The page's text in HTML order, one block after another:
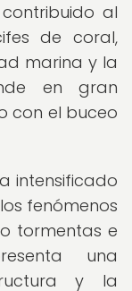
al
de coral,
marina y la
en gran
con el buceo
intensificado
fenómenos
tormentas e
una
y la